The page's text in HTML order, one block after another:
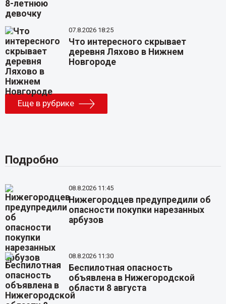
07.8.2026 18:25
Что интересного скрывает
деревня Ляхово в Нижнем
Новгороде
Еще в рубрике
Подробно
08.8.2026 11:45
Нижегородцев предупредили об
опасности покупки нарезанных
арбузов
08.8.2026 11:30
Беспилотная опасность
объявлена в Нижегородской
области 8 августа